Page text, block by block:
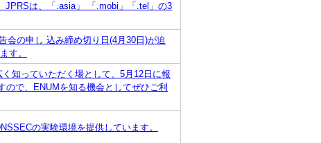
JPRSは、「.asia」 「.mobi」「.tel」の3
会の申し 込み締め切り日(4月30日)が迫
す。
知っていただく場として、5月12日に報
で、ENUMを知る機会としてぜひご利
の実験環境を提供しています。